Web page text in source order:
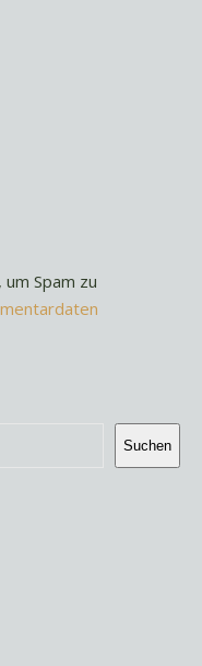
Spam zu
Suchen